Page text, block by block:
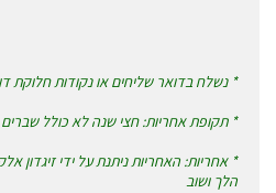
* נשלח בדואר שליחים או נקודות חלוקת
* תקופת אחריות: חצי שנה לא כולל שברים
* אחריות: האחריות ניתנת על ידי זיגדון
הלך ושוב